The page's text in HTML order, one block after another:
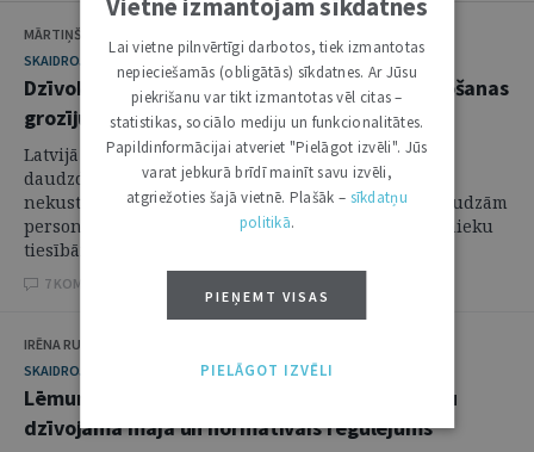
MĀRTIŅŠ AUDERS, ELVIJS KALNKAMBERS
SKAIDROJUMI. VIEDOKĻI
Dzīvokļu īpašnieku kopības: jaunākie likumdošanas
grozījumi un nākotnes perspektīvas
Latvijā ievērojamu daļu dzīvojamā fonda veido
daudzdzīvokļu dzīvojamās mājas. Apstāklis, ka šie
nekustamie īpašumi pieder vairākām vai pat ļoti daudzām
personām, kurām bieži ir atšķirīgi uzskati par īpašnieku
tiesībām un pienākumiem, kā arī atšķiras ...
7 KOMENTĀRI
IRĒNA RUSIŅA
SKAIDROJUMI. VIEDOKĻI
Lēmumu pieņemšanas process daudzdzīvokļu
dzīvojamā mājā un normatīvais regulējums
Vietnē izmantojam sīkdatnes
Lai vietne pilnvērtīgi darbotos, tiek izmantotas
nepieciešamās (obligātās) sīkdatnes. Ar Jūsu
piekrišanu var tikt izmantotas vēl citas –
statistikas, sociālo mediju un funkcionalitātes.
Papildinformācijai atveriet "Pielāgot izvēli". Jūs
varat jebkurā brīdī mainīt savu izvēli,
atgriežoties šajā vietnē. Plašāk – sīkdatņu
politikā.
PIEŅEMT VISAS
PIELĀGOT IZVĒLI